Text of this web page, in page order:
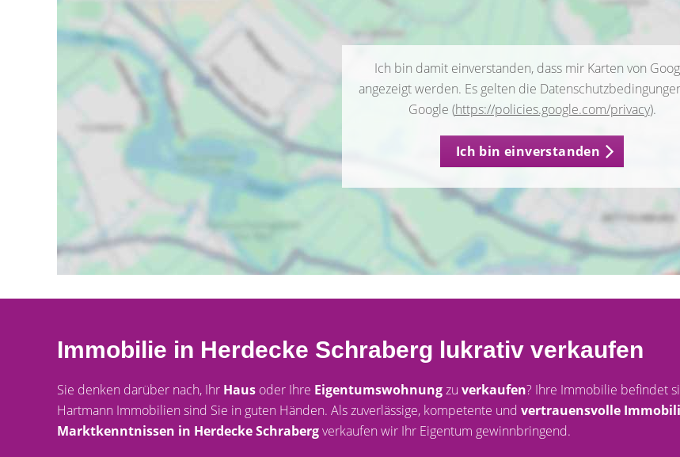
Ich bin damit einverstanden, dass mir Karten von
angezeigt werden. Es gelten die
Google (https://policies.google.com/privacy).
Ich bin einverstanden
Immobilie in Herdecke Schraberg lukrativ verkaufen
Sie denken darüber nach, Ihr Haus oder Ihre Eigentumswohnungzu verkaufen? Ihre Immobilie befindet
Hartmann Immobilien sind Sie in guten Händen. Als zuverlässige, kompetente und vertrauensvolle
Marktkenntnissen in Herdecke Schrabergverkaufen wir Ihr Eigentum gewinnbringend.